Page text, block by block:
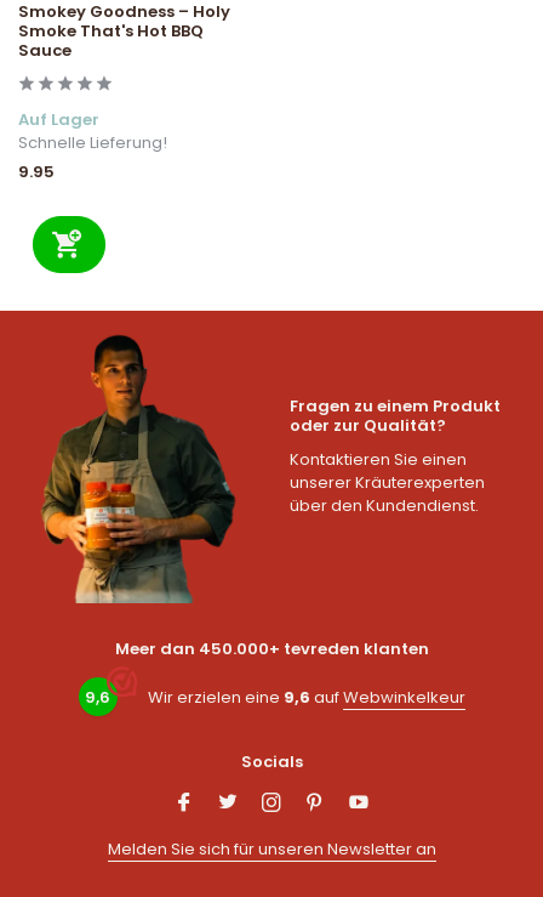
Smokey Goodness – Holy
Smoke That's Hot BBQ
Sauce
Auf Lager
Schnelle Lieferung!
9.95
Fragen zu einem Produkt
oder zur Qualität?
Kontaktieren Sie einen
unserer Kräuterexperten
über den Kundendienst.
Meer dan 450.000+ tevreden klanten
9,6 Wir erzielen eine 9,6 aufWebwinkelkeur
Socials
Melden Sie sich für unseren Newsletter an